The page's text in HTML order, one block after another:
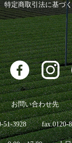
特定商取引法に基づ
お問い合わせ先
51-3928 fax.0120-